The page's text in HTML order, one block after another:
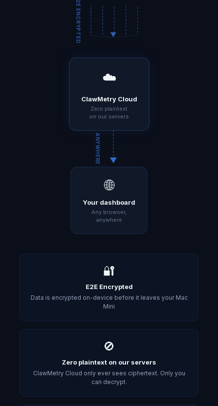
E2E ENCRYPTED
☁️
ClawMetry Cloud
Zero plaintext
on our servers
ANYWHERE
🌐
Your dashboard
Any browser,
anywhere
🔐
E2E Encrypted
Data is encrypted on-device before it leaves your Mac
Mini
🚫
Zero plaintext on our servers
ClawMetry Cloud only ever sees ciphertext. Only you
can decrypt.